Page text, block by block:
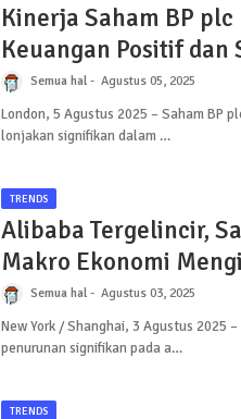
Kinerja Saham BP
Keuangan Positif
Semua hal Agustus 05, 2025
London, 5 Agustus 2025 – Saham BP
lonjakan signifikan dalam …
TRENDS
Alibaba Tergelincir,
Makro Ekonomi
Semua hal Agustus 03, 2025
New York / Shanghai, 3 Agustus 2025
penurunan signifikan pada a…
TRENDS